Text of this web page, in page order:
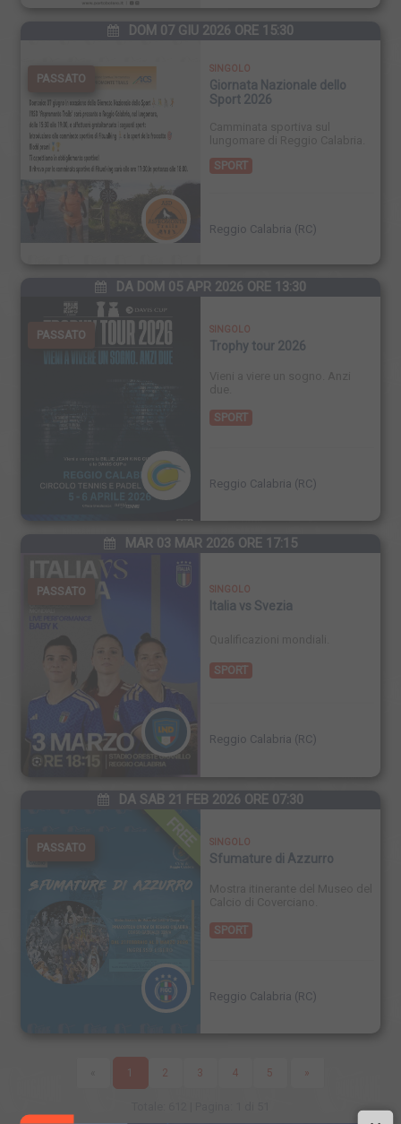
DOM 07 GIU 2026 ORE 15:30
PASSATO
SINGOLO
Giornata Nazionale dello
Sport 2026
SPORT
Reggio Calabria (RC)
DA DOM 05 APR 2026 ORE 13:30
PASSATO SINGOLO
Trophy tour 2026
SPORT
Reggio Calabria (RC)
MAR 03 MAR 2026 ORE 17:15
PASSATO SINGOLO
Italia vs Svezia
SPORT
Reggio Calabria (RC)
DA SAB 21 FEB 2026 ORE 07:30
FREE
PASSATO SINGOLO
Sfumature di Azzurro
SPORT
Reggio Calabria (RC)
1 2 3 4 5 »